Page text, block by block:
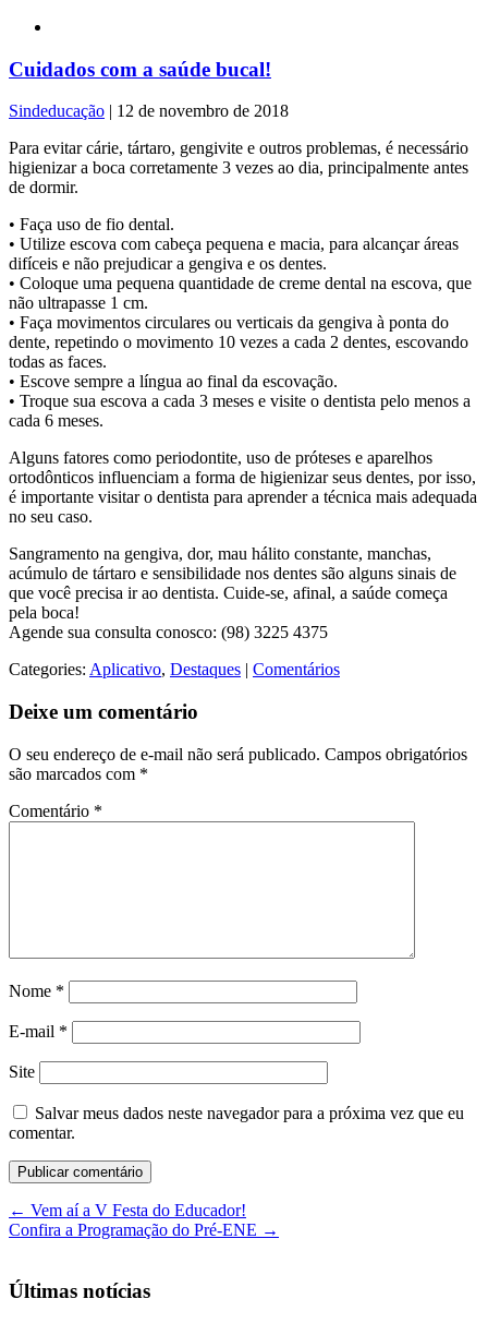
Cuidados com a saúde bucal!
Sindeducação | 12 de novembro de 2018
Para evitar cárie, tártaro, gengivite e outros problemas, é necessário
higienizar a boca corretamente 3 vezes ao dia, principalmente antes
de dormir.
• Faça uso de fio dental.
• Utilize escova com cabeça pequena e macia, para alcançar áreas
difíceis e não prejudicar a gengiva e os dentes.
• Coloque uma pequena quantidade de creme dental na escova, que
não ultrapasse 1 cm.
• Faça movimentos circulares ou verticais da gengiva à ponta do
dente, repetindo o movimento 10 vezes a cada 2 dentes, escovando
todas as faces.
• Escove sempre a língua ao final da escovação.
• Troque sua escova a cada 3 meses e visite o dentista pelo menos a
cada 6 meses.
Alguns fatores como periodontite, uso de próteses e aparelhos
ortodônticos influenciam a forma de higienizar seus dentes, por isso,
é importante visitar o dentista para aprender a técnica mais adequada
no seu caso.
Sangramento na gengiva, dor, mau hálito constante, manchas,
acúmulo de tártaro e sensibilidade nos dentes são alguns sinais de
que você precisa ir ao dentista. Cuide-se, afinal, a saúde começa
pela boca!
Agende sua consulta conosco: (98) 3225 4375
Categories: Aplicativo, Destaques | Comentários
Deixe um comentário
O seu endereço de e-mail não será publicado. Campos obrigatórios
são marcados com *
Comentário *
Nome *
E-mail *
Site
Salvar meus dados neste navegador para a próxima vez que eu
comentar.
← Vem aí a V Festa do Educador!
Confira a Programação do Pré-ENE →
Últimas notícias